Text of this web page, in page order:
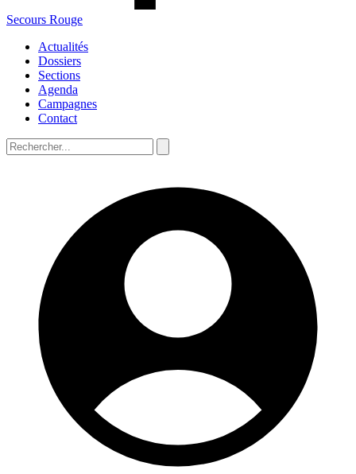
Secours Rouge
Actualités
Dossiers
Sections
Agenda
Campagnes
Contact